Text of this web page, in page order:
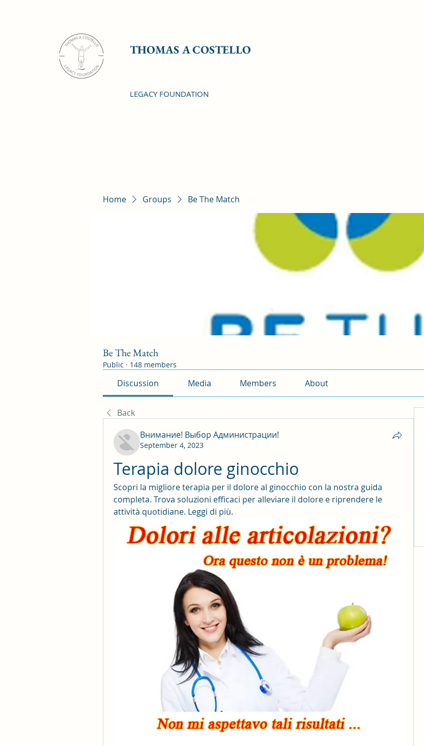
THOMAS A COSTELLO
LEGACY FOUNDATION
Home Groups Be The Match
Be The Match
Public · 148 members
Discussion Media Members About
Back
Внимание! Выбор Администрации!
September 4, 2023
Terapia dolore ginocchio
Scopri la migliore terapia per il dolore al ginocchio con la nostra guida
completa. Trova soluzioni efficaci per alleviare il dolore e riprendere le
attività quotidiane. Leggi di più.